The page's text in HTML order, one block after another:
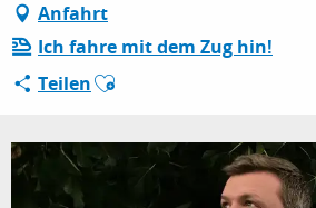
AUFENTHALT
Anfahrt
Ich fahre mit dem Zug hin!
TeilenAjouter aux favoris